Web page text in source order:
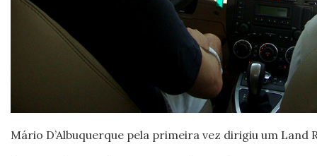
Mário D’Albuquerque pela primeira vez dirigiu um Land